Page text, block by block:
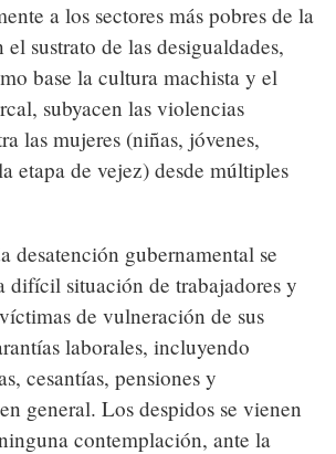
a los sectores más pobres de la
sustrato de las desigualdades,
base la cultura machista y el
subyacen las violencias
las mujeres (niñas, jóvenes,
etapa de vejez) desde múltiples
desatención gubernamental se
difícil situación de trabajadores y
de vulneración de sus
laborales, incluyendo
cesantías, pensiones y
general. Los despidos se vienen
contemplación, ante la